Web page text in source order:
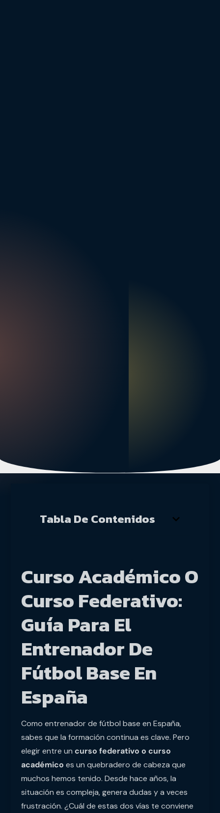
Tabla De Contenidos
Curso Académico O
Curso Federativo:
Guía Para El
Entrenador De
Fútbol Base En
España
Como entrenador de fútbol base en España,
sabes que la formación continua es clave. Pero
elegir entre un curso federativo o curso
académico es un quebradero de cabeza que
muchos hemos tenido. Desde hace años, la
situación es compleja, genera dudas y a veces
frustración. ¿Cuál de estas dos vías te conviene